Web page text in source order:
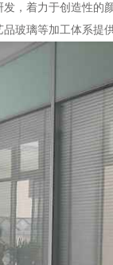
，着力于创造性的
玻璃等加工体系提